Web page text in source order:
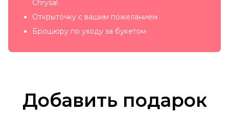
Chrysal
Открыточку с вашим пожеланием
Брошюру по уходу за букетом
Добавить подарок